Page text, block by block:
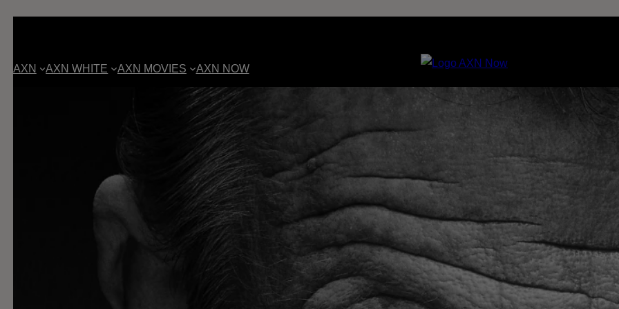
AXN AXN WHITE AXN MOVIES AXN NOW